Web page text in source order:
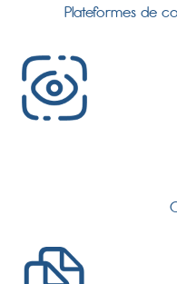
Plateformes de